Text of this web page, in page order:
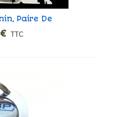
Paire De
Vinyles.
TTC